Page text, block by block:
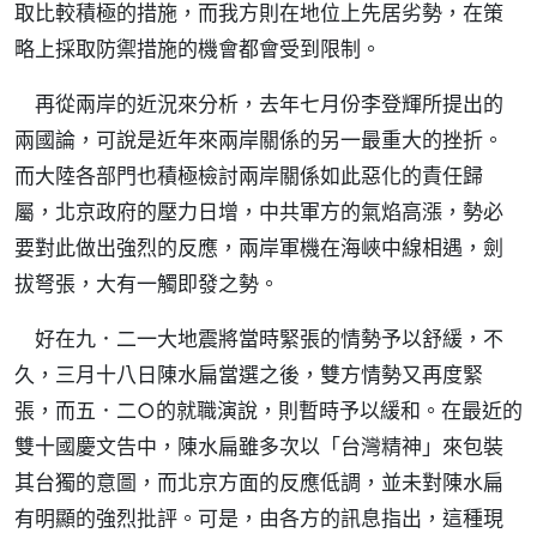
取比較積極的措施，而我方則在地位上先居劣勢，在策
略上採取防禦措施的機會都會受到限制。
再從兩岸的近況來分析，去年七月份李登輝所提出的
兩國論，可說是近年來兩岸關係的另一最重大的挫折。
而大陸各部門也積極檢討兩岸關係如此惡化的責任歸
屬，北京政府的壓力日增，中共軍方的氣焰高漲，勢必
要對此做出強烈的反應，兩岸軍機在海峽中線相遇，劍
拔弩張，大有一觸即發之勢。
好在九．二一大地震將當時緊張的情勢予以舒緩，不
久，三月十八日陳水扁當選之後，雙方情勢又再度緊
張，而五．二○的就職演說，則暫時予以緩和。在最近的
雙十國慶文告中，陳水扁雖多次以「台灣精神」來包裝
其台獨的意圖，而北京方面的反應低調，並未對陳水扁
有明顯的強烈批評。可是，由各方的訊息指出，這種現